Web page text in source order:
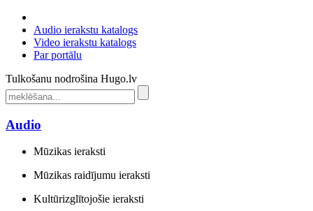
Audio ierakstu katalogs
Video ierakstu katalogs
Par portālu
Tulkošanu nodrošina Hugo.lv
Audio
Mūzikas ieraksti
Mūzikas raidījumu ieraksti
Kultūrizglītojošie ieraksti